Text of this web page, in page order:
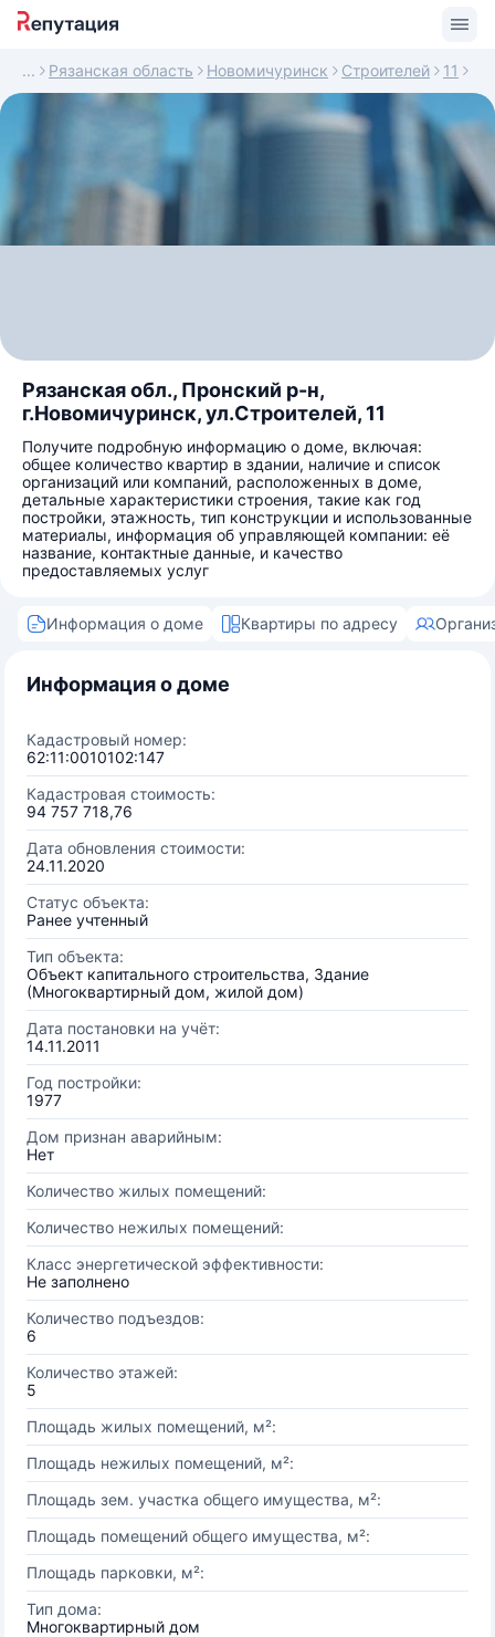
Рязанская область Новомичуринск Строителей 11
Рязанская обл., Пронский р-н,
г.Новомичуринск, ул.Строителей, 11
Получите подробную информацию о доме, включая:
общее количество квартир в здании, наличие и список
организаций или компаний, расположенных в доме,
детальные характеристики строения, такие как год
постройки, этажность, тип конструкции и использованные
материалы, информация об управляющей компании: её
название, контактные данные, и качество
предоставляемых услуг
Информация о доме Квартиры по адресу
Информация о доме
Кадастровый номер:
62:11:0010102:147
Кадастровая стоимость:
94 757 718,76
Дата обновления стоимости:
24.11.2020
Статус объекта:
Ранее учтенный
Тип объекта:
Объект капитального строительства, Здание
(Многоквартирный дом, жилой дом)
Дата постановки на учёт:
14.11.2011
Год постройки:
1977
Дом признан аварийным:
Нет
Количество жилых помещений:
Количество нежилых помещений:
Класс энергетической эффективности:
Не заполнено
Количество подъездов:
6
Количество этажей:
5
Площадь жилых помещений, м²:
Площадь нежилых помещений, м²:
Площадь зем. участка общего имущества, м²:
Площадь помещений общего имущества, м²:
Площадь парковки, м²:
Тип дома:
Многоквартирный дом